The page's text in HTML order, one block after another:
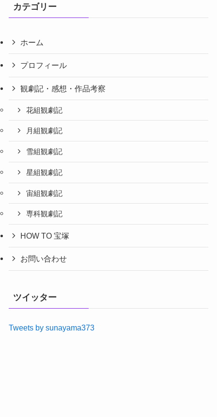
カテゴリー
ホーム
プロフィール
観劇記・感想・作品考察
花組観劇記
月組観劇記
雪組観劇記
星組観劇記
宙組観劇記
専科観劇記
HOW TO 宝塚
お問い合わせ
ツイッター
Tweets by sunayama373